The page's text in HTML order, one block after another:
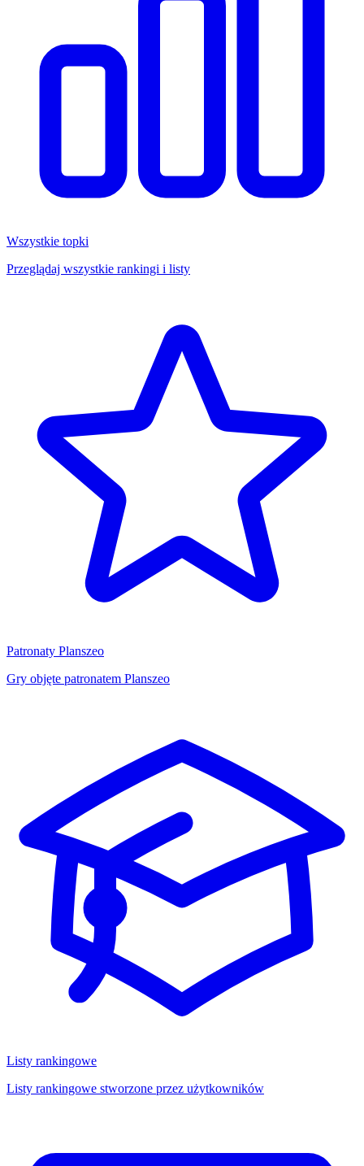
Wszystkie topki
Przeglądaj wszystkie rankingi i listy
Patronaty Planszeo
Gry objęte patronatem Planszeo
Listy rankingowe
Listy rankingowe stworzone przez użytkowników